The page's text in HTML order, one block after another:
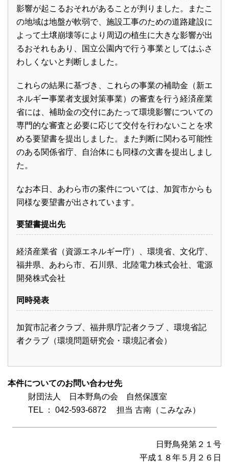
影響が起こるおそれがあることが判りました。またこ
の地域は地盤が軟弱で、施設工事のための道路建設に
よって土壌崩壊等により周辺の植生に大きな影響が出
るおそれもあり、国立公園内で行う事業としてはふさ
わしくないと判断しました。
これらの結果に基づき、これらの事業の補助金（新エ
ネルギー事業者支援対策事業）の審査を行う経済産業
省には、補助金の交付にあたって環境影響についての
専門的な審査と必要に応じて交付を行わないことを求
める要望書を提出しました。また判断に関わる可能性
のある関係省庁、自治体にも同様の文書を提出しまし
た。
なお本日、あわら市の案件については、加賀市からも
同様な要望書が出されています。
要望書提出先
経済産業省（資源エネルギー庁）、環境省、文化庁、
福井県、あわら市、石川県、北陸電力株式会社、電源
開発株式会社
同時発表
加賀市記者クラブ、福井県庁記者クラブ 、環境省記
者クラブ（環境問題研究会・環境記者会）
本件についてのお問い合わせ先
財団法人 日本野鳥の会 自然保護室
TEL ： 042-593-6872 担当 古南（こみなみ）
日野鳥発第２１号
平成１８年５月２６日